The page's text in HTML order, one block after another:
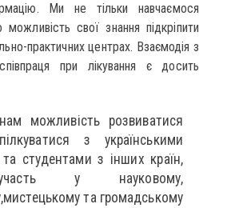
Ми не тільки навчаємося
свої знання підкріпити
практичних центрах. Взаємодія з
при лікування є досить
можливість розвиватися
з українськими
студентами з інших країн,
у науковому,
та громадському